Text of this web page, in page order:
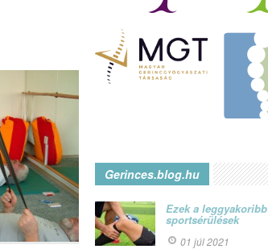
Gerinces.blog.hu
Ezek a leggyakoribb
sportsérülések
01 júl 2021